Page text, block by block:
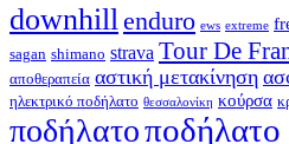
downhillenduro ews extreme
sagan shimano strava Tour De
αποθεραπεία αστική μετακίνηση
ηλεκτρικό ποδήλατο θεσσαλονίκη κούρσα
ποδήλατο